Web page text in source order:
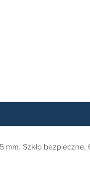
mm. Szkło